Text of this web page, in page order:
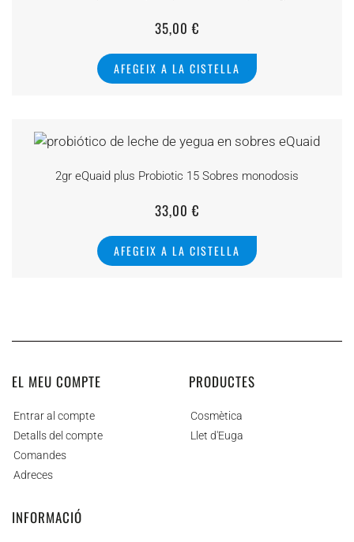
35,00€
AFEGEIX A LA CISTELLA
2gr eQuaid plus Probiotic 15 Sobres monodosis
33,00€
AFEGEIX A LA CISTELLA
EL MEU COMPTE
Entrar al compte
Detalls del compte
Comandes
Adreces
PRODUCTES
Cosmètica
Llet d'Euga
INFORMACIÓ